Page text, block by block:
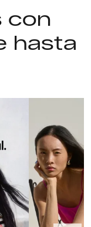
con
hasta